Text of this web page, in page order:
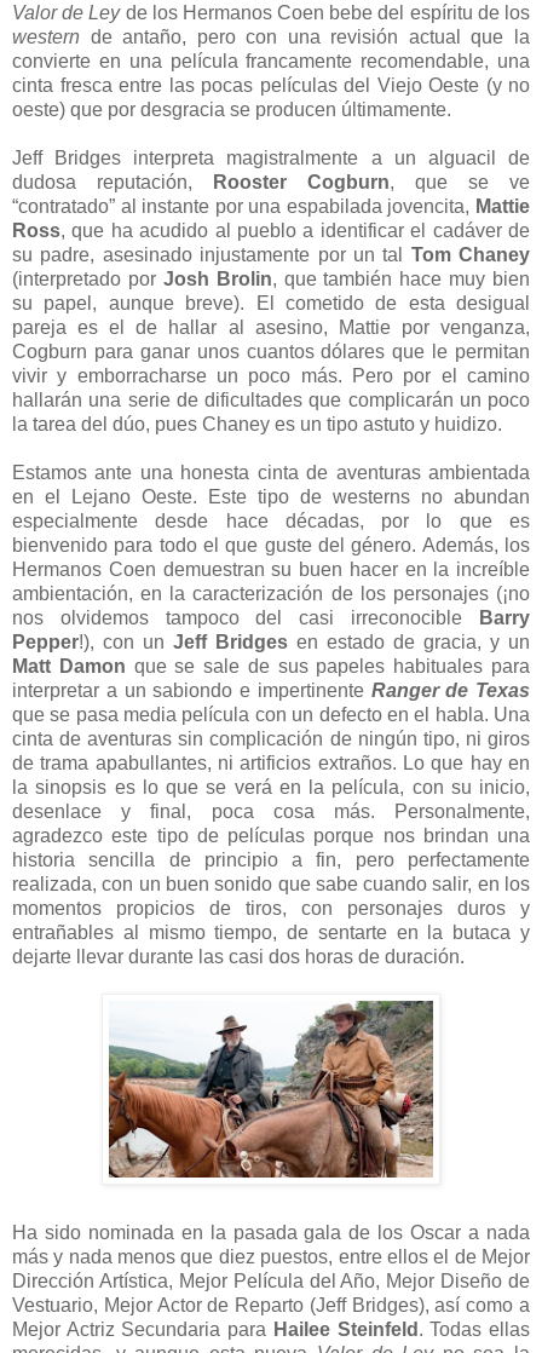
Valor de Leyde los Hermanos Coen bebe del espíritu de los
western de antaño, pero con una revisión actual que la
convierte en una película francamente recomendable, una
cinta fresca entre las pocas películas del Viejo Oeste (y no
oeste) que por desgracia se producen últimamente.
Jeff Bridges interpreta magistralmente a un alguacil de
dudosa reputación,
Rooster Cogburn, que se ve
“contratado” al instante por una espabilada jovencita, Mattie
Ross, que ha acudido al pueblo a identificar el cadáver de
su padre, asesinado injustamente por un tal Tom Chaney
(interpretado por Josh Brolin, que también hace muy bien
su papel, aunque breve). El cometido de esta desigual
pareja es el de hallar al asesino, Mattie por venganza,
Cogburn para ganar unos cuantos dólares que le permitan
vivir y emborracharse un poco más. Pero por el camino
hallarán una serie de dificultades que complicarán un poco
la tarea del dúo, pues Chaney es un tipo astuto y huidizo.
Estamos ante una honesta cinta de aventuras ambientada
en el Lejano Oeste. Este tipo de westerns no abundan
especialmente desde hace décadas, por lo que es
bienvenido para todo el que guste del género. Además, los
Hermanos Coen demuestran su buen hacer en la increíble
ambientación, en la caracterización de los personajes (¡no
nos olvidemos tampoco del casi irreconocible
Barry
Pepper!), con un Jeff Bridges en estado de gracia, y un
Matt Damon que se sale de sus papeles habituales para
interpretar a un sabiondo e impertinente Ranger de Texas
que se pasa media película con un defecto en el habla. Una
cinta de aventuras sin complicación de ningún tipo, ni giros
de trama apabullantes, ni artificios extraños. Lo que hay en
la sinopsis es lo que se verá en la película, con su inicio,
desenlace y final, poca cosa más. Personalmente,
agradezco este tipo de películas porque nos brindan una
historia sencilla de principio a fin, pero perfectamente
realizada, con un buen sonido que sabe cuando salir, en los
momentos propicios de tiros, con personajes duros y
entrañables al mismo tiempo, de sentarte en la butaca y
dejarte llevar durante las casi dos horas de duración.
Ha sido nominada en la pasada gala de los Oscar a nada
más y nada menos que diez puestos, entre ellos el de Mejor
Dirección Artística, Mejor Película del Año, Mejor Diseño de
Vestuario, Mejor Actor de Reparto (Jeff Bridges), así como a
Mejor Actriz Secundaria para Hailee Steinfeld . Todas ellas